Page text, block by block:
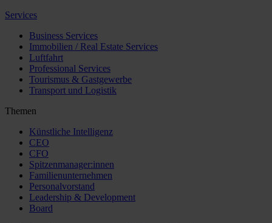
Services
Business Services
Immobilien / Real Estate Services
Luftfahrt
Professional Services
Tourismus & Gastgewerbe
Transport und Logistik
Themen
Künstliche Intelligenz
CEO
CFO
Spitzenmanager:innen
Familienunternehmen
Personalvorstand
Leadership & Development
Board